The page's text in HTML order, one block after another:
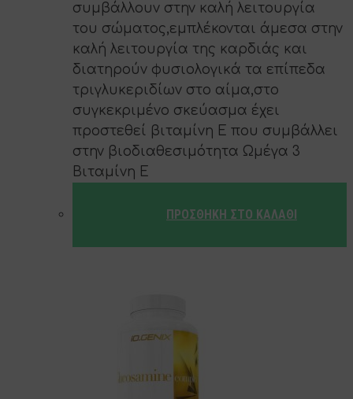
συμβάλλουν στην καλή λειτουργία
του σώματος,εμπλέκονται άμεσα στην
καλή λειτουργία της καρδιάς και
διατηρούν φυσιολογικά τα επίπεδα
τριγλυκεριδίων στο αίμα,στο
συγκεκριμένο σκεύασμα έχει
προστεθεί βιταμίνη Ε που συμβάλλει
στην βιοδιαθεσιμότητα Ωμέγα 3
Βιταμίνη Ε
ΠΡΟΣΘΉΚΗ ΣΤΟ ΚΑΛΆΘΙ